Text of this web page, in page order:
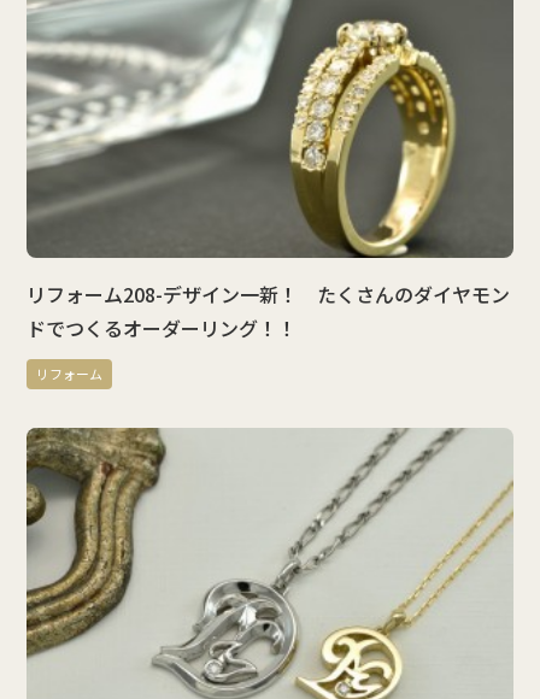
リフォーム208-デザイン一新！ たくさんのダイヤモン
ドでつくるオーダーリング！！
リフォーム